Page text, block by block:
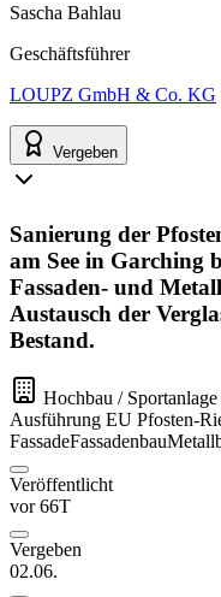
Sascha Bahlau
Geschäftsführer
LOUPZ GmbH & Co. KG
Vergeben
Sanierung der
am See in Garching
Fassaden- und
Austausch der
Bestand.
Hochbau / Sportanlage
Ausführung EU Pfosten-
FassadeFassadenbau
Veröffentlicht
vor 66T
Vergeben
02.06.